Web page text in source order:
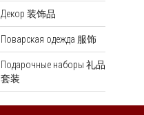
Декор 装饰品
Поварская одежда 服饰
Подарочные наборы 礼品
套装